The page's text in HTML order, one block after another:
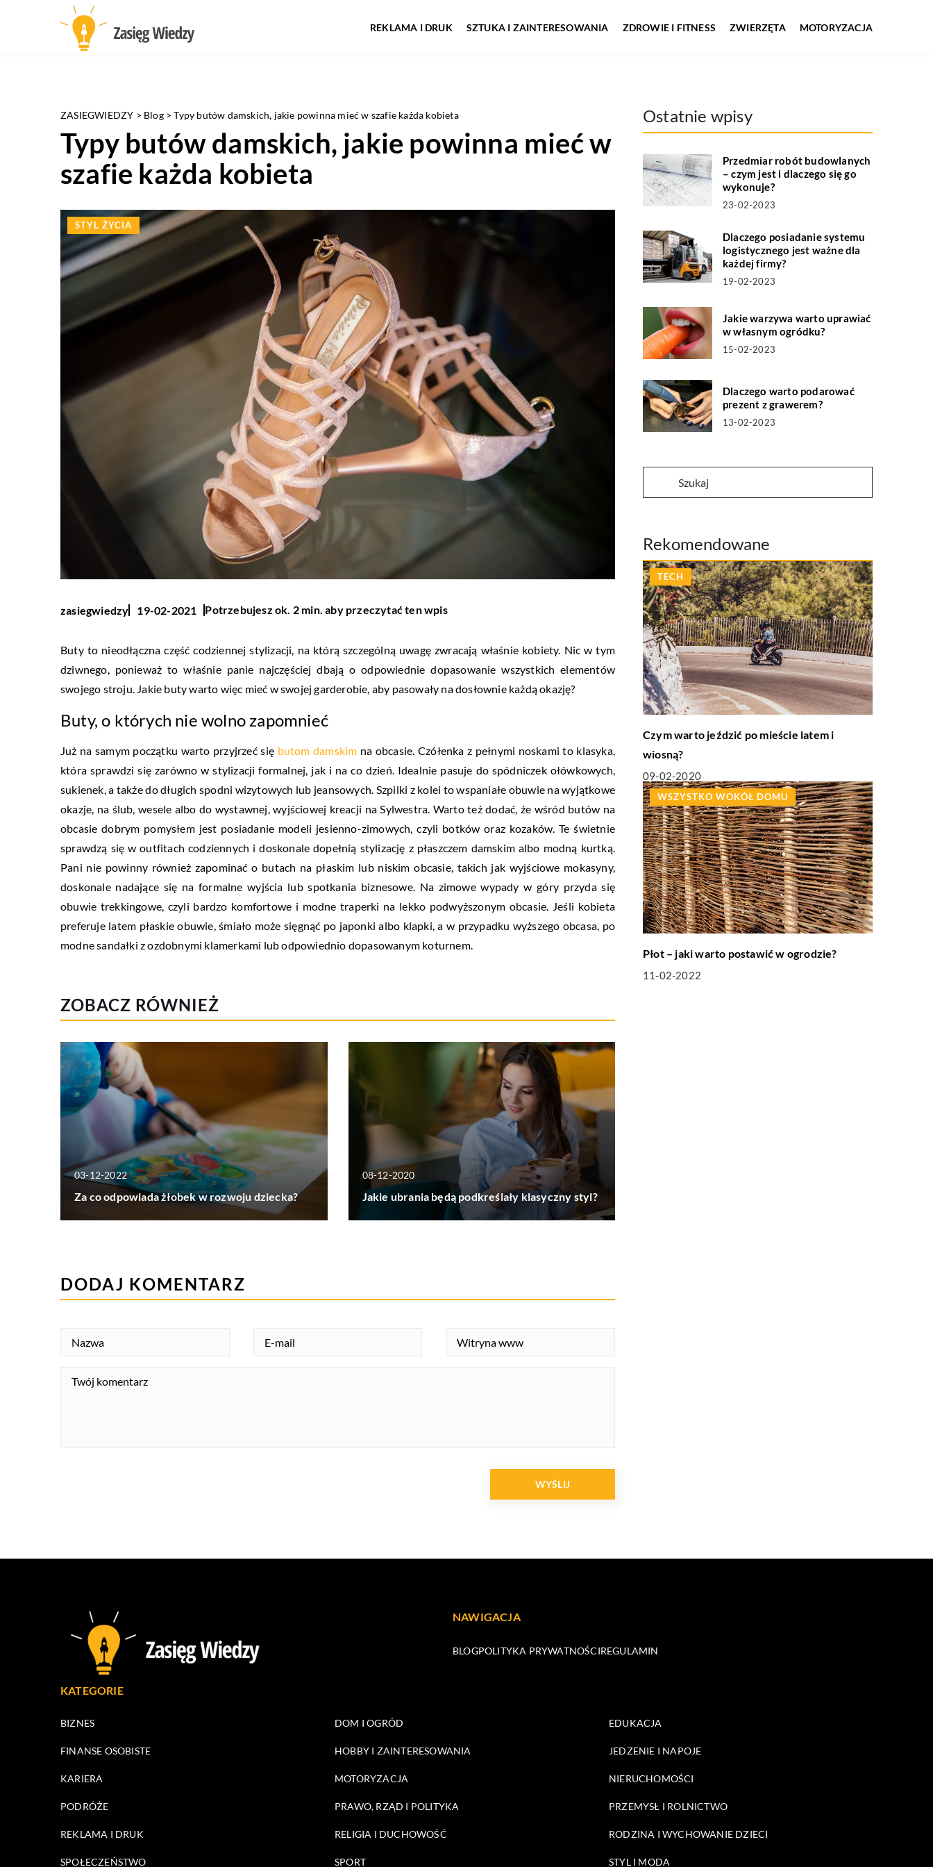
REKLAMA I DRUK SZTUKA I ZAINTERESOWANIA ZDROWIE I FITNESS ZWIERZĘTA MOTORYZACJA
ZASIEGWIEDZY > Blog>Typy butów damskich, jakie powinna mieć w szafie każda kobieta
Typy butów damskich, jakie powinna mieć w
szafie każda kobieta
STYL ŻYCIA
zasiegwiedzy 19-02-2021 Potrzebujesz ok. 2 min. aby przeczytać ten wpis
Buty to nieodłączna część codziennej stylizacji, na którą szczególną uwagę zwracają właśnie kobiety. Nic w tym
dziwnego, ponieważ to właśnie panie najczęściej dbają o odpowiednie dopasowanie wszystkich elementów
swojego stroju. Jakie buty warto więc mieć w swojej garderobie, aby pasowały na dosłownie każdą okazję?
Buty, o których nie wolno zapomnieć
Już na samym początku warto przyjrzeć się butom damskim na obcasie. Czółenka z pełnymi noskami to klasyka,
która sprawdzi się zarówno w stylizacji formalnej, jak i na co dzień. Idealnie pasuje do spódniczek ołówkowych,
sukienek, a także do długich spodni wizytowych lub jeansowych. Szpilki z kolei to wspaniałe obuwie na wyjątkowe
okazje, na ślub, wesele albo do wystawnej, wyjściowej kreacji na Sylwestra. Warto też dodać, że wśród butów na
obcasie dobrym pomysłem jest posiadanie modeli jesienno-zimowych, czyli botków oraz kozaków. Te świetnie
sprawdzą się w outfitach codziennych i doskonale dopełnią stylizację z płaszczem damskim albo modną kurtką.
Pani nie powinny również zapominać o butach na płaskim lub niskim obcasie, takich jak wyjściowe mokasyny,
doskonale nadające się na formalne wyjścia lub spotkania biznesowe. Na zimowe wypady w góry przyda się
obuwie trekkingowe, czyli bardzo komfortowe i modne traperki na lekko podwyższonym obcasie. Jeśli kobieta
preferuje latem płaskie obuwie, śmiało może sięgnąć po japonki albo klapki, a w przypadku wyższego obcasa, po
modne sandałki z ozdobnymi klamerkami lub odpowiednio dopasowanym koturnem.
ZOBACZ RÓWNIEŻ
03-12-2022
Za co odpowiada żłobek w rozwoju dziecka?
08-12-2020
Jakie ubrania będą podkreślały klasyczny styl?
Ostatnie wpisy
Przedmiar robót budowlanych
– czym jest i dlaczego się go
wykonuje?
23-02-2023
Dlaczego posiadanie systemu
logistycznego jest ważne dla
każdej firmy?
19-02-2023
Jakie warzywa warto uprawiać
w własnym ogródku?
15-02-2023
Dlaczego warto podarować
prezent z grawerem?
13-02-2023
Rekomendowane
TECH
Czym warto jeździć po mieście latem i
wiosną?
09-02-2020
WSZYSTKO WOKÓŁ DOMU
Płot – jaki warto postawić w ogrodzie?
11-02-2022
DODAJ KOMENTARZ
NAWIGACJA
BLOGPOLITYKA PRYWATNOŚCIREGULAMIN
KATEGORIE
BIZNES DOM I OGRÓD EDUKACJA
FINANSE OSOBISTE HOBBY I ZAINTERESOWANIA JEDZENIE I NAPOJE
KARIERA MOTORYZACJA NIERUCHOMOŚCI
PODRÓŻE PRAWO, RZĄD I POLITYKA PRZEMYSŁ I ROLNICTWO
REKLAMA I DRUK RELIGIA I DUCHOWOŚĆ RODZINA I WYCHOWANIE DZIECI
SPOŁECZEŃSTWO SPORT STYL I MODA